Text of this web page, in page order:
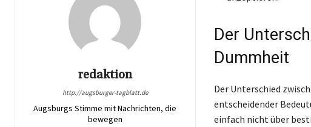
redaktion
http://augsburger-tagblatt.de
Augsburgs Stimme mit Nachrichten, die
bewegen
Der
Dummheit
Der Unterschied
entscheidender
einfach nicht über